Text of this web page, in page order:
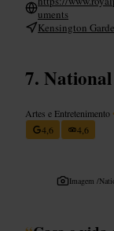
uments
Kensington
Artes e Entretenimento
4,6
4,6
Imagem /